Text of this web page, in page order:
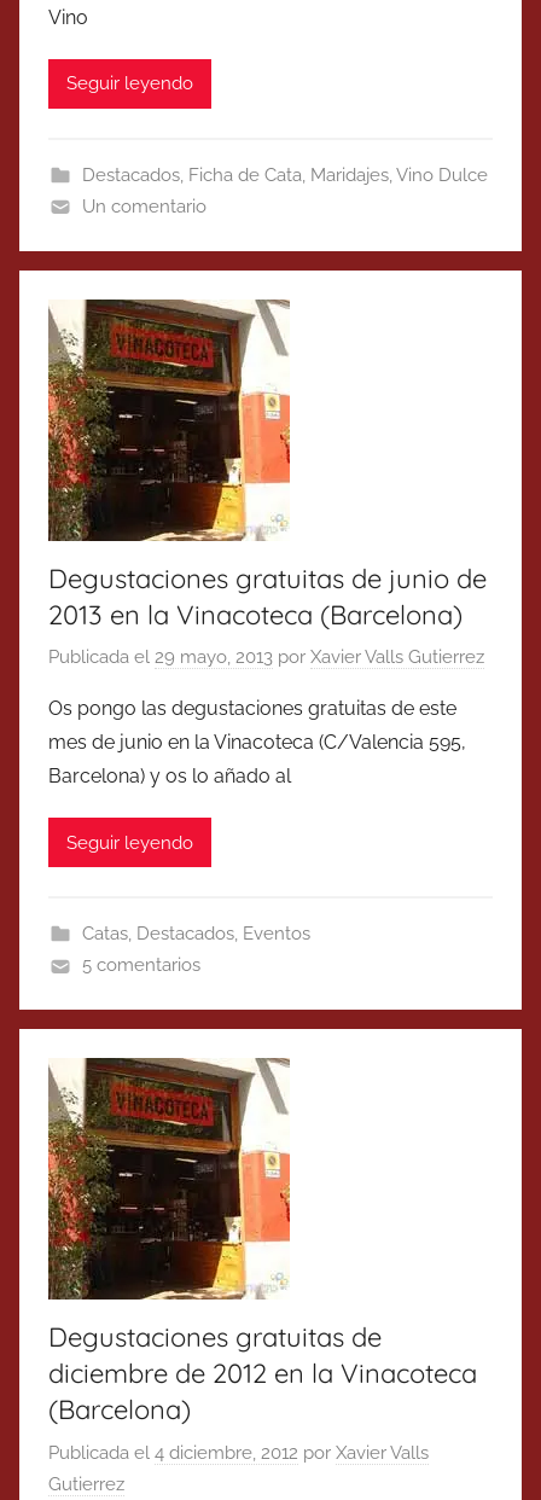
Vino
Seguir leyendo
Destacados, Ficha de Cata, Maridajes,Vino Dulce
Un comentario
Degustaciones gratuitas de junio de
2013 en la Vinacoteca (Barcelona)
Publicada el 29 mayo, 2013 por Xavier Valls Gutierrez
Os pongo las degustaciones gratuitas de este
mes de junio en la Vinacoteca (C/Valencia 595,
Barcelona) y os lo añado al
Seguir leyendo
Catas, Destacados, Eventos
5 comentarios
Degustaciones gratuitas de
diciembre de 2012 en la Vinacoteca
(Barcelona)
Publicada el 4 diciembre, 2012 por Xavier Valls
Gutierrez